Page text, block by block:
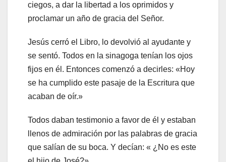
ciegos, a dar la libertad a los oprimidos y
proclamar un año de gracia del Señor.
Jesús cerró el Libro, lo devolvió al ayudante y
se sentó. Todos en la sinagoga tenían los ojos
fijos en él. Entonces comenzó a decirles: «Hoy
se ha cumplido este pasaje de la Escritura que
acaban de oír.»
Todos daban testimonio a favor de él y estaban
llenos de admiración por las palabras de gracia
que salían de su boca. Y decían: « ¿No es este